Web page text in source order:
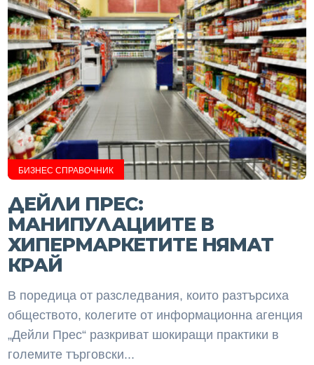
БИЗНЕС СПРАВОЧНИК
ДЕЙЛИ ПРЕС:
МАНИПУЛАЦИИТЕ В
ХИПЕРМАРКЕТИТЕ НЯМАТ
КРАЙ
В поредица от разследвания, които разтърсиха
обществото, колегите от информационна агенция
„Дейли Прес“ разкриват шокиращи практики в
големите търговски...